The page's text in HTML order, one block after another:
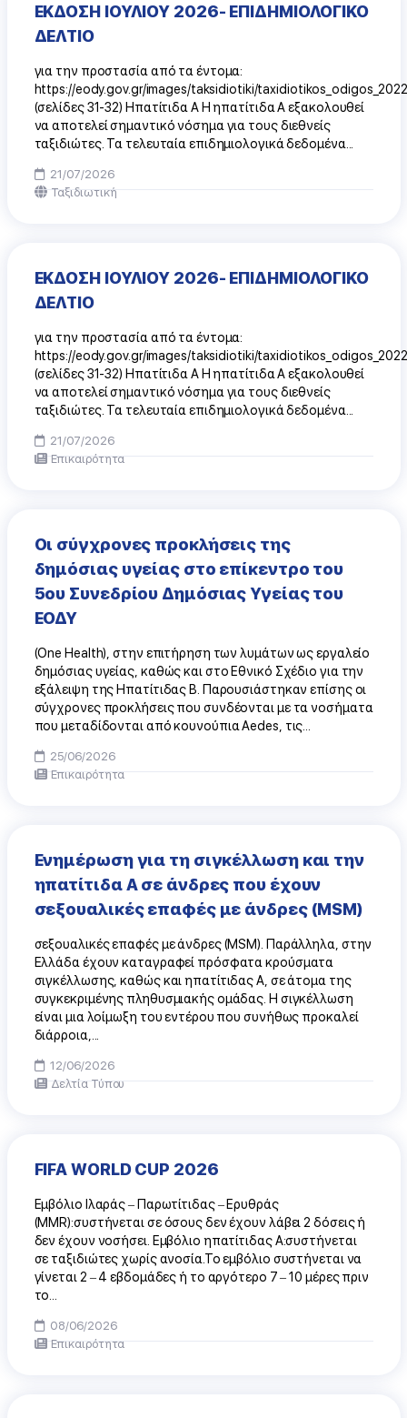
ΕΚΔΟΣΗ ΙΟΥΛΙΟΥ 2026- ΕΠΙΔΗΜΙΟΛΟΓΙΚΟ
ΔΕΛΤΙΟ
για την προστασία από τα έντομα:
https://eody.gov.gr/images/taksidiotiki/
(σελίδες 31-32) Ηπατίτιδα Α Η ηπατίτιδα Α εξακολουθεί
να αποτελεί σημαντικό νόσημα για τους διεθνείς
ταξιδιώτες. Τα τελευταία επιδημιολογικά δεδομένα...
21/07/2026
Ταξιδιωτική
ΕΚΔΟΣΗ ΙΟΥΛΙΟΥ 2026- ΕΠΙΔΗΜΙΟΛΟΓΙΚΟ
ΔΕΛΤΙΟ
για την προστασία από τα έντομα:
https://eody.gov.gr/images/taksidiotiki/
(σελίδες 31-32) Ηπατίτιδα Α Η ηπατίτιδα Α εξακολουθεί
να αποτελεί σημαντικό νόσημα για τους διεθνείς
ταξιδιώτες. Τα τελευταία επιδημιολογικά δεδομένα...
21/07/2026
Επικαιρότητα
Οι σύγχρονες προκλήσεις της
δημόσιας υγείας στο επίκεντρο του
5ου Συνεδρίου Δημόσιας Υγείας του
ΕΟΔΥ
(One Health), στην επιτήρηση των λυμάτων ως εργαλείο
δημόσιας υγείας, καθώς και στο Εθνικό Σχέδιο για την
εξάλειψη της Ηπατίτιδας Β. Παρουσιάστηκαν επίσης οι
σύγχρονες προκλήσεις που συνδέονται με τα νοσήματα
που μεταδίδονται από κουνούπια Aedes, τις...
25/06/2026
Επικαιρότητα
Ενημέρωση για τη σιγκέλλωση και την
ηπατίτιδα Α σε άνδρες που έχουν
σεξουαλικές επαφές με άνδρες (MSM)
σεξουαλικές επαφές με άνδρες (MSM). Παράλληλα, στην
Ελλάδα έχουν καταγραφεί πρόσφατα κρούσματα
σιγκέλλωσης, καθώς και ηπατίτιδας Α, σε άτομα της
συγκεκριμένης πληθυσμιακής ομάδας. Η σιγκέλλωση
είναι μια λοίμωξη του εντέρου που συνήθως προκαλεί
διάρροια,...
12/06/2026
Δελτία Τύπου
FIFA WORLD CUP 2026
Εμβόλιο Ιλαράς – Παρωτίτιδας – Ερυθράς
(MMR):συστήνεται σε όσους δεν έχουν λάβει 2 δόσεις ή
δεν έχουν νοσήσει. Εμβόλιο ηπατίτιδας Α:συστήνεται
σε ταξιδιώτες χωρίς ανοσία.Το εμβόλιο συστήνεται να
γίνεται 2 – 4 εβδομάδες ή το αργότερο 7 – 10 μέρες πριν
το...
08/06/2026
Επικαιρότητα